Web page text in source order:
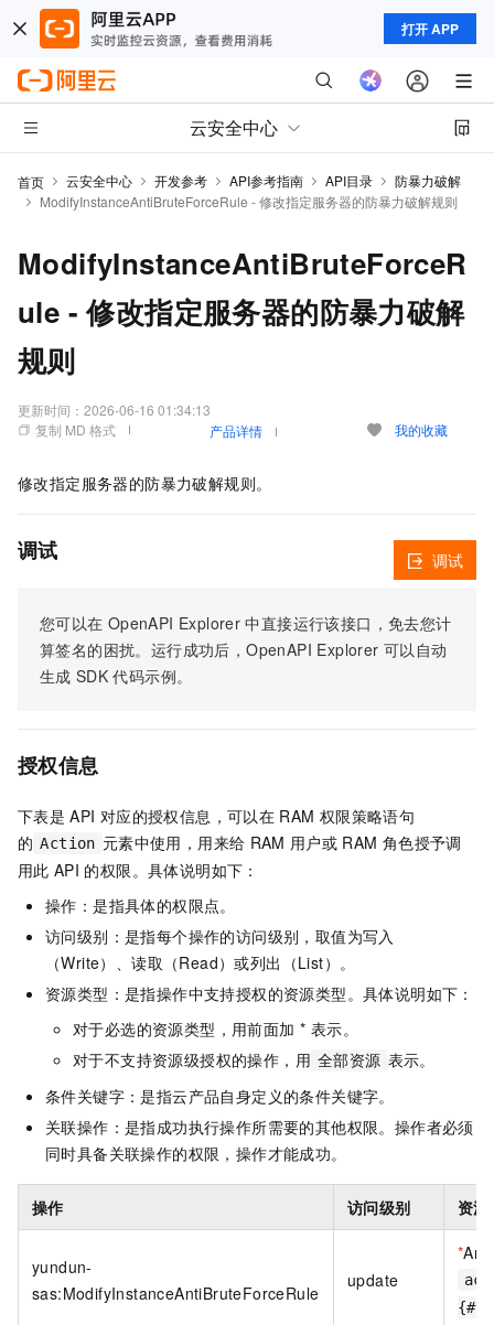
打开 APP
云安全中心
首页 云安全中心 开发参考 API参考指南 API目录
防暴力破解
ModifyInstanceAntiBruteForceRule - 修改指定服务器的防暴力破解规则
ModifyInstanceAntiBruteForceR
ule - 修改指定服务器的防暴力破解
规则
更新时间： 2026-06-16 01:34:13
复制 MD 格式
产品详情 我的收藏
修改指定服务器的防暴力破解规则。
调试
您可以在 OpenAPI Explorer 中直接运行该接口，免去您计
算签名的困扰。运行成功后，OpenAPI Explorer 可以自动
生成 SDK 代码示例。
调试
授权信息
下表是 API 对应的授权信息，可以在 RAM 权限策略语句
的 Action 元素中使用，用来给 RAM 用户或 RAM 角色授予调
用此 API 的权限。具体说明如下：
操作：是指具体的权限点。
访问级别：是指每个操作的访问级别，取值为写入
（Write）、读取（Read）或列出（List）。
资源类型：是指操作中支持授权的资源类型。具体说明如下：
对于必选的资源类型，用前面加 * 表示。
对于不支持资源级授权的操作，用 全部资源 表示。
条件关键字：是指云产品自身定义的条件关键字。
关联操作：是指成功执行操作所需要的其他权限。操作者必须
同时具备关联操作的权限，操作才能成功。
操作 访问级别 资源
yundun-
sas:ModifyInstanceAntiBruteForceRule
update
*